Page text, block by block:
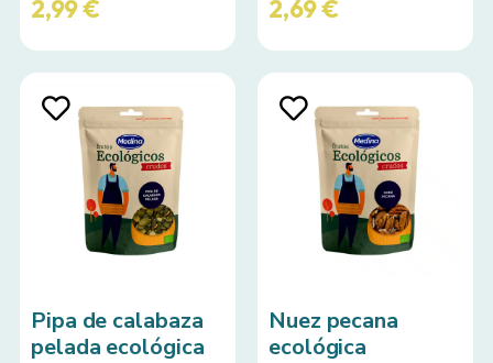
2,99€ 2,69€
Pipa de calabaza
pelada ecológica
Nuez pecana
ecológica